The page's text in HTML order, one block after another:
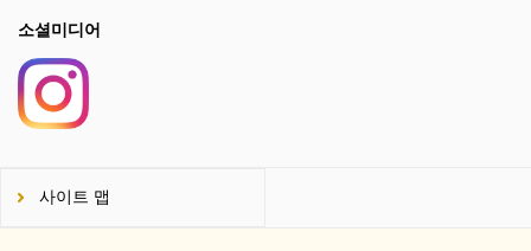
소셜미디어
사이트 맵